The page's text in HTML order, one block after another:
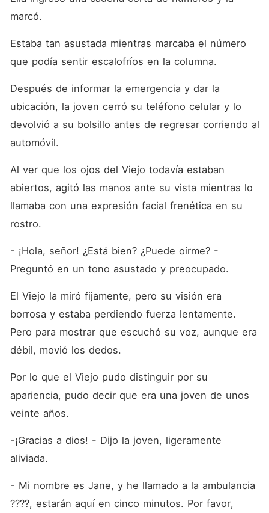
marcó.
Estaba tan asustada mientras marcaba el número
que podía sentir escalofríos en la columna.
Después de informar la emergencia y dar la
ubicación, la joven cerró su teléfono celular y lo
devolvió a su bolsillo antes de regresar corriendo al
automóvil.
Al ver que los ojos del Viejo todavía estaban
abiertos, agitó las manos ante su vista mientras lo
llamaba con una expresión facial frenética en su
rostro.
- ¡Hola, señor! ¿Está bien? ¿Puede oírme? -
Preguntó en un tono asustado y preocupado.
El Viejo la miró fijamente, pero su visión era
borrosa y estaba perdiendo fuerza lentamente.
Pero para mostrar que escuchó su voz, aunque era
débil, movió los dedos.
Por lo que el Viejo pudo distinguir por su
apariencia, pudo decir que era una joven de unos
veinte años.
-¡Gracias a dios! - Dijo la joven, ligeramente
aliviada.
- Mi nombre es Jane, y he llamado a la ambulancia
????, estarán aquí en cinco minutos. Por favor,